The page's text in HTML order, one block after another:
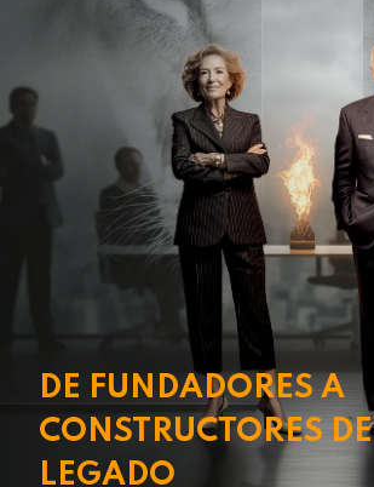
DE FUNDADORES A
CONSTRUCTORES DE
LEGADO